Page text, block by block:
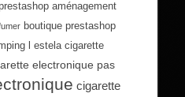
aménagement
boutique prestashop
l estela cigarette
electronique pas
cigarette